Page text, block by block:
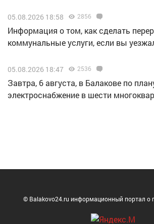
05.08.2026 18:58 2856
Информация о том, как сделать
коммунальные услуги, если вы
05.08.2026 18:47 2536
Завтра, 6 августа, в Балакове по
электроснабжение в шести
© Balakovo24.ru информационный портал о